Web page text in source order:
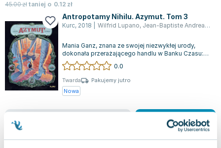
45.00złtaniej o 0.12 zł
Antropotamy Nihilu. Azymut. Tom 3
Kurc, 2018 Wilfrid Lupano, Jean-Baptiste Andrea,
Mania Ganz, znana ze swojej niezwykłej urody,
dokonała przerażającego handlu w Banku Czasu:
oddała setki lat życia za tysiące zako...
0.0
Twarda
Pakujemy jutro
Nowa
49.90zł